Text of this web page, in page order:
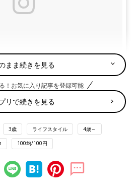
がシェアした投稿- 2017
、木の蓋のデザインと、ガラスジャー
れMサイズは２枚入り、Sサイズは３
したneliapilaさんも「見映えが格段に
わいい！使い方を考えるのも楽しみで
まま続きを見る
！お気に入り記事を登録可能
リで続きを見る
3歳 ライフスタイル 4歳～
100均/100円